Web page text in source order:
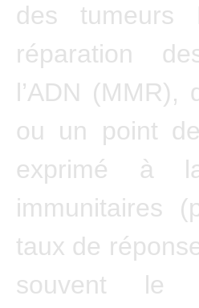
des tumeurs
réparation
l’ADN (MMR),
ou un point
exprimé à
immunitaires
taux de
souvent le